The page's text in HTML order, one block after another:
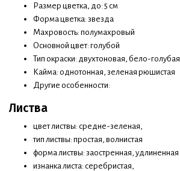
Размер цветка, до: 5 см
Форма цветка: звезда
Махровость: полумахровый
Основной цвет: голубой
Тип окраски: двухтоновая, бело-голубая
Кайма: однотонная, зеленая рюшистая
Другие особенности:
Листва
цвет листвы: средне-зеленая,
тип листвы: простая, волнистая
форма листвы: заостренная, удлиненная
изнанка листа: серебристая,